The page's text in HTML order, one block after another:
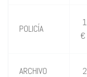
POLICÍA
€
ARCHIVO